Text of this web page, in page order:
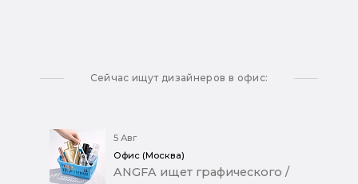
Сейчас ищут дизайнеров в офис:
5 Авг
Офис (Москва)
ANGFA ищет графического /